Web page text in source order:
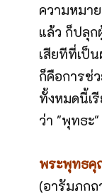
ความหมา
แล้ว ก็ปลุก
เสียทีที่เป็
ก็คือการช่
ทั้งหมดนี้เ
ว่า "พุทธะ"
พระพุทธ
(อารัมภก